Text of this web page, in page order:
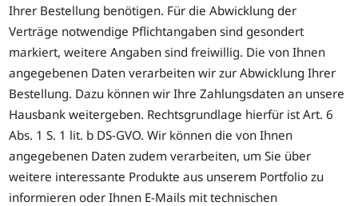
Ihrer Bestellung benötigen. Für die Abwicklung der
Verträge notwendige Pflichtangaben sind gesondert
markiert, weitere Angaben sind freiwillig. Die von Ihnen
angegebenen Daten verarbeiten wir zur Abwicklung Ihrer
Bestellung. Dazu können wir Ihre Zahlungsdaten an unsere
Hausbank weitergeben. Rechtsgrundlage hierfür ist Art. 6
Abs. 1 S. 1 lit. b DS-GVO. Wir können die von Ihnen
angegebenen Daten zudem verarbeiten, um Sie über
weitere interessante Produkte aus unserem Portfolio zu
informieren oder Ihnen E-Mails mit technischen